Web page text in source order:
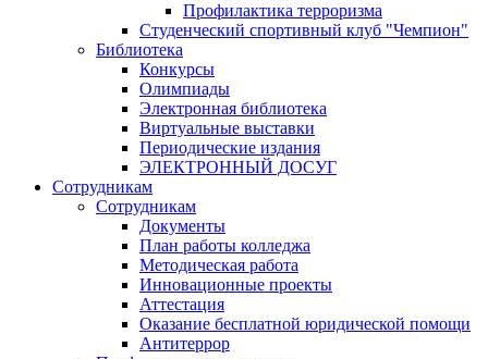
Профилактика терроризма
Студенческий спортивный клуб "Чемпион"
Библиотека
Конкурсы
Олимпиады
Электронная библиотека
Виртуальные выставки
Периодические издания
ЭЛЕКТРОННЫЙ ДОСУГ
Сотрудникам
Сотрудникам
Документы
План работы колледжа
Методическая работа
Инновационные проекты
Аттестация
Оказание бесплатной юридической помощи
Антитеррор